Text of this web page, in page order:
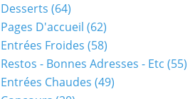
Desserts (64)
Pages D'accueil (62)
Entrées Froides (58)
Restos - Bonnes Adresses - Etc (55)
Entrées Chaudes (49)